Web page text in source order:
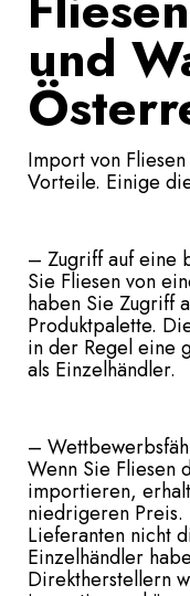
und
Import von
Vorteile. Einige
– Zugriff auf eine
Sie Fliesen von
haben Sie Zugriff
Produktpalette.
in der Regel eine
als Einzelhändler.
–
Wenn Sie Fliesen
importieren,
niedrigeren Preis.
Lieferanten nicht
Einzelhändler
Direktherstellern